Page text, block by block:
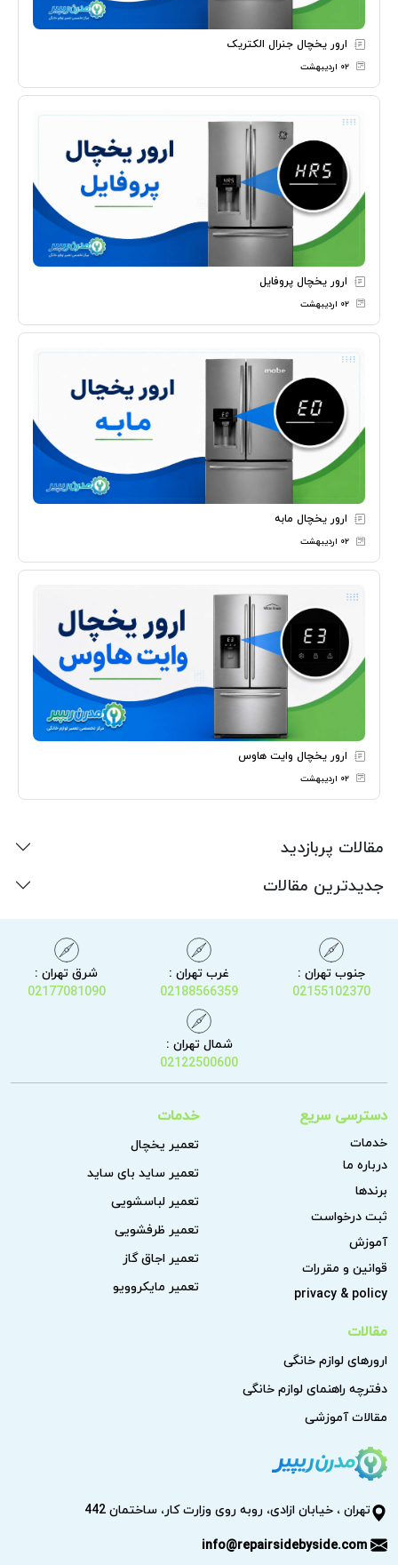
ارور یخچال جنرال الکتریک
۰۲ اردیبهشت
ارور یخچال پروفایل
۰۲ اردیبهشت
ارور یخچال مابه
۰۲ اردیبهشت
ارور یخچال وایت هاوس
۰۲ اردیبهشت
مقالات پربازدید
جدیدترین مقالات
جنوب تهران :
02155102370
غرب تهران :
02188566359
شرق تهران :
02177081090
شمال تهران :
02122500600
دسترسی سریع
خدمات
درباره ما
برندها
ثبت درخواست
آموزش
قوانین و مقررات
privacy & policy
خدمات
تعمیر یخچال
تعمیر ساید بای ساید
تعمیر لباسشویی
تعمیر ظرفشویی
تعمیر اجاق گاز
تعمیر مایکروویو
مقالات
ارورهای لوازم خانگی
دفترچه راهنمای لوازم خانگی
مقالات آموزشی
تهران ، خیابان ازادی، روبه روی وزارت کار، ساختمان 442
info@repairsidebyside.com